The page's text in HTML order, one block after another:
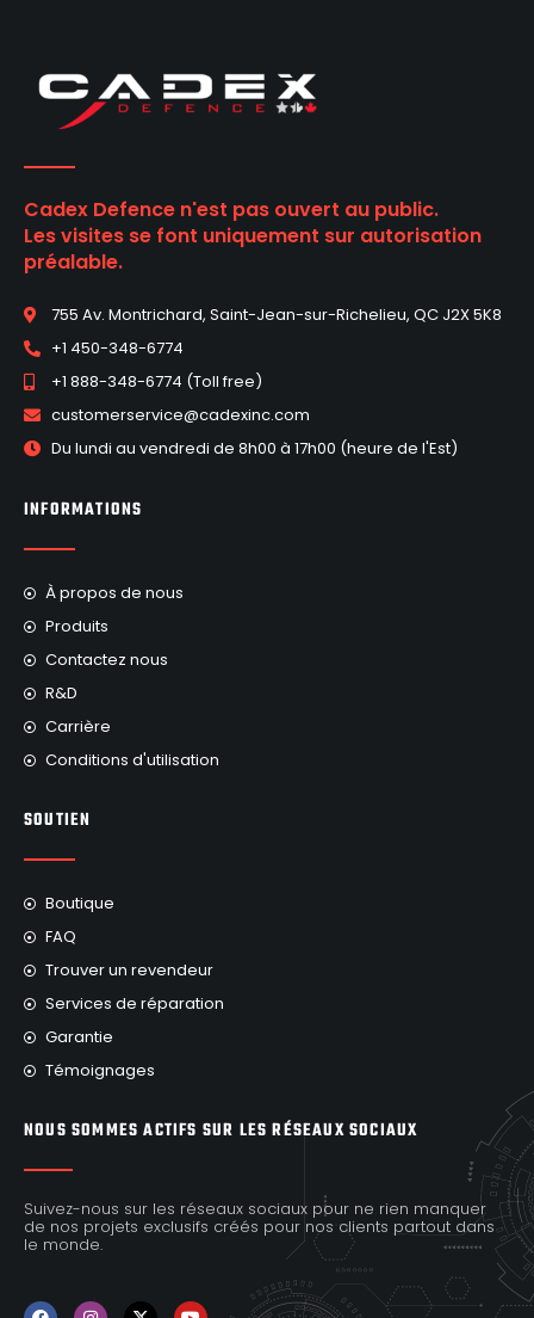
Cadex Defence n'est pas ouvert au public.
Les visites se font uniquement sur autorisation
préalable.
755 Av. Montrichard, Saint-Jean-sur-Richelieu, QC J2X 5K8
+1 450-348-6774
+1 888-348-6774 (Toll free)
customerservice@cadexinc.com
Du lundi au vendredi de 8h00 à 17h00 (heure de l'Est)
INFORMATIONS
À propos de nous
Produits
Contactez nous
R&D
Carrière
Conditions d'utilisation
SOUTIEN
Boutique
FAQ
Trouver un revendeur
Services de réparation
Garantie
Témoignages
NOUS SOMMES ACTIFS SUR LES RÉSEAUX SOCIAUX
Suivez-nous sur les réseaux sociaux pour ne rien manquer
de nos projets exclusifs créés pour nos clients partout dans
le monde.